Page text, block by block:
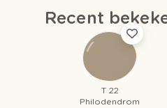
Recent
T 22
Philodendrom